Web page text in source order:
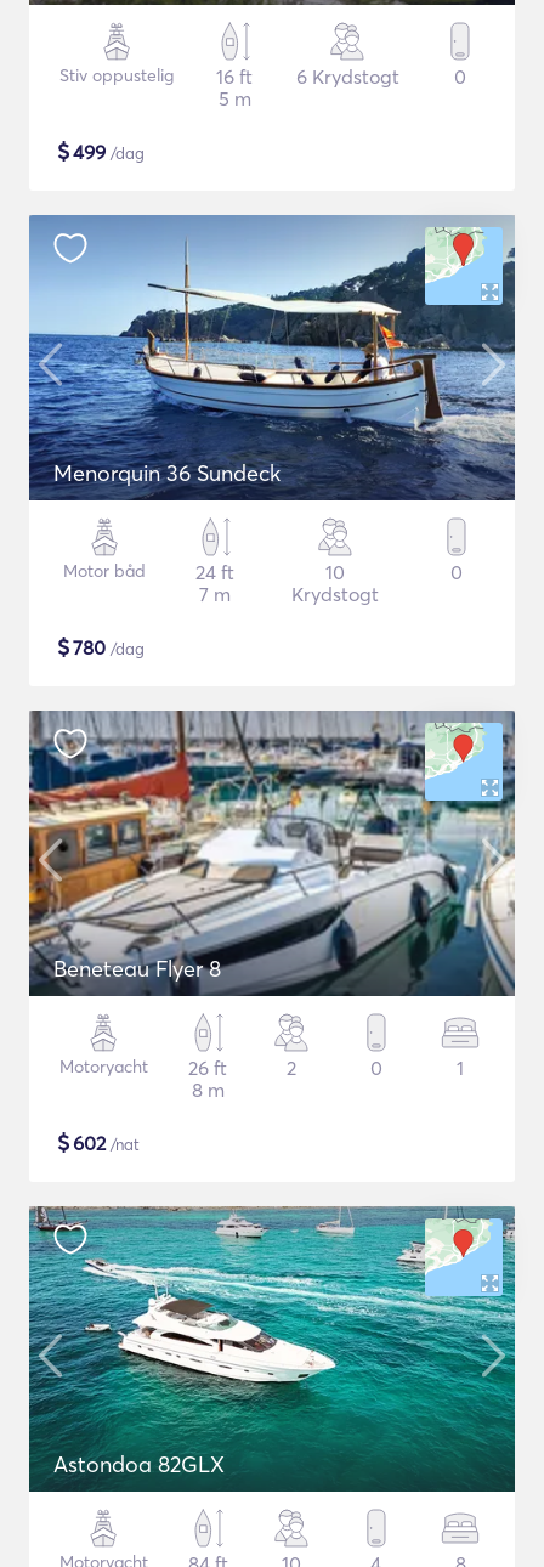
Stiv oppustelig
16 ft
5 m
6 Krydstogt 0
$499 /dag
Menorquin 36 Sundeck
Motor båd
24 ft
7 m
10
Krydstogt
0
$780 /dag
Beneteau Flyer 8
Motoryacht
26 ft
8 m
2 0 1
$602/nat
Astondoa 82GLX
Motoryacht